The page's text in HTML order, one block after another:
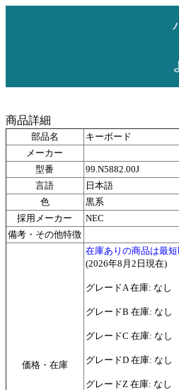
商品詳細
部品名
キーボード
メーカー
型番
99.N5882.00J
言語
日本語
色
黒系
採用メーカー
NEC
備考・その他特徴
価格・在庫
在庫ありの商品は最短
(2026年8月2日現在)
グレードA 在庫: なし
グレードB 在庫: なし
グレードC 在庫: なし
グレードD 在庫: なし
グレードZ 在庫: なし